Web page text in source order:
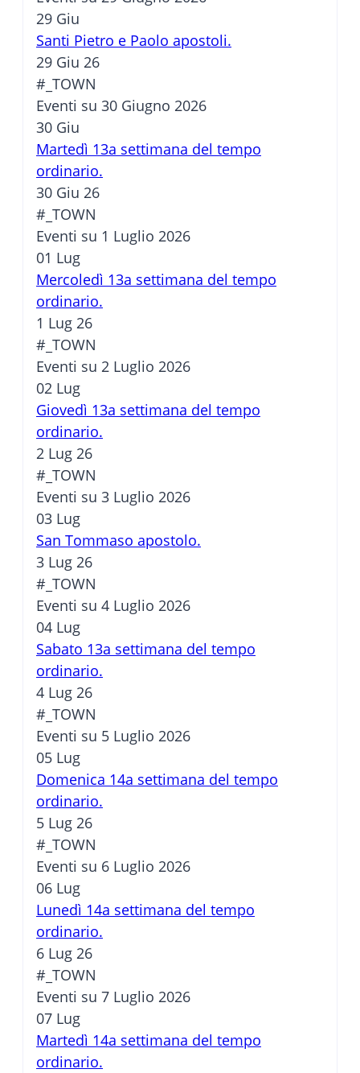
29 Giu
Santi Pietro e Paolo apostoli.
29 Giu 26
#_TOWN
Eventi su 30 Giugno 2026
30 Giu
Martedì 13a settimana del tempo
ordinario.
30 Giu 26
#_TOWN
Eventi su 1 Luglio 2026
01 Lug
Mercoledì 13a settimana del tempo
ordinario.
1 Lug 26
#_TOWN
Eventi su 2 Luglio 2026
02 Lug
Giovedì 13a settimana del tempo
ordinario.
2 Lug 26
#_TOWN
Eventi su 3 Luglio 2026
03 Lug
San Tommaso apostolo.
3 Lug 26
#_TOWN
Eventi su 4 Luglio 2026
04 Lug
Sabato 13a settimana del tempo
ordinario.
4 Lug 26
#_TOWN
Eventi su 5 Luglio 2026
05 Lug
Domenica 14a settimana del tempo
ordinario.
5 Lug 26
#_TOWN
Eventi su 6 Luglio 2026
06 Lug
Lunedì 14a settimana del tempo
ordinario.
6 Lug 26
#_TOWN
Eventi su 7 Luglio 2026
07 Lug
Martedì 14a settimana del tempo
ordinario.